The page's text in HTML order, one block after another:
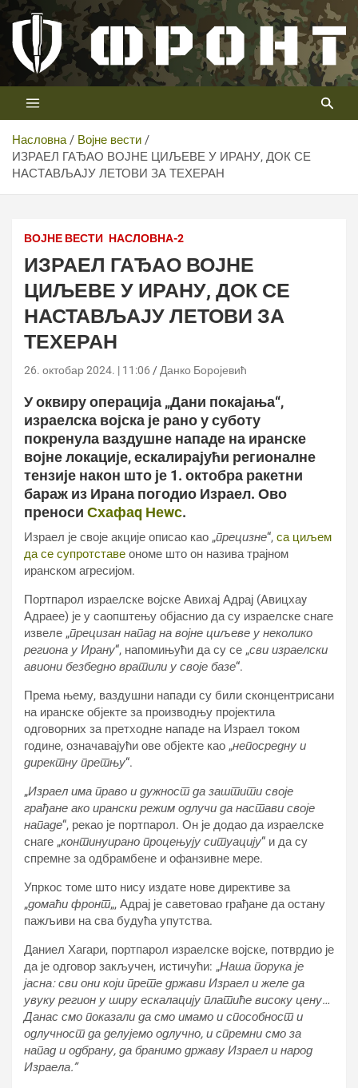
Скип
цонтент
Телевизија ФРОНТ
Први војни канал у Србији
Насловна
Војне вести
ИЗРАЕЛ ГАЂАО ВОЈНЕ ЦИЉЕВЕ У ИРАНУ, ДОК СЕ
НАСТАВЉАЈУ ЛЕТОВИ ЗА ТЕХЕРАН
ВОЈНЕ ВЕСТИ НАСЛОВНА-2
ИЗРАЕЛ ГАЂАО ВОЈНЕ
ЦИЉЕВЕ У ИРАНУ, ДОК СЕ
НАСТАВЉАЈУ ЛЕТОВИ ЗА
ТЕХЕРАН
26. октобар 2024. | 11:06 Данко Боројевић
У оквиру операција „Дани покајања“,
израелска војска је рано у суботу
покренула ваздушне нападе на иранске
војне локације, ескалирајући регионалне
тензије након што је 1. октобра ракетни
бараж из Ирана погодио Израел. Ово
преноси Схафаq Неwс.
Израел је своје акције описао као „прецизне“, са циљем
да се супротставе ономе што он назива трајном
иранском агресијом.
Портпарол израелске војске Авихај Адрај (Авицхаy
Адраее) је у саопштењу објаснио да су израелске снаге
извеле „прецизан напад на војне циљеве у неколико
региона у Ирану“, напомињући да су се „сви израелски
авиони безбедно вратили у своје базе“.
Према њему, ваздушни напади су били сконцентрисани
на иранске објекте за производњу пројектила
одговорних за претходне нападе на Израел током
године, означавајући ове објекте као „непосредну и
директну претњу“.
„Израел има право и дужност да заштити своје
грађане ако ирански режим одлучи да настави своје
нападе“, рекао је портпарол. Он је додао да израелске
снаге „континуирано процењују ситуацију“ и да су
спремне за одбрамбене и офанзивне мере.
Упркос томе што нису издате нове директиве за
„домаћи фронт„, Адрај је саветовао грађане да остану
пажљиви на сва будућа упутства.
Даниел Хагари, портпарол израелске војске, потврдио је
да је одговор закључен, истичући: „Наша порука је
јасна: сви они који прете држави Израел и желе да
увуку регион у ширу ескалацију платиће високу цену…
Данас смо показали да смо имамо и способност и
одлучност да делујемо одлучно, и спремни смо за
напад и одбрану, да бранимо државу Израел и народ
Израела.”